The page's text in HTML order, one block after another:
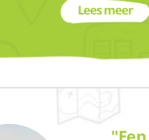
Lees meer